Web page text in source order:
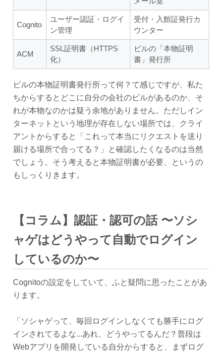
Cognito
ユーザー認証・ログイ
ン管理
受付・入館証発行カ
ウンター
ACM
SSL証明書（HTTPS
化）
ビルの「本物証明
書」発行所
ビルの本物証明書発行所って何？て感じですが、私た
ちからするとどこに自分の会社のビルがあるのか、そ
れが本物なのかは疑う余地がありません。ただしイン
ターネットという地理が存在しない場所では、クライ
アントからすると「これって本当にリクエストを送り
届ける場所で合ってる？」と確認したくなるのは当然
でしょう。そう考えると本物証明書が必要、というの
もしっくりきます。
【コラム】認証・認可の話 〜ソシ
ャゲはどうやって自動でログイン
しているのか〜
Cognitoの設定をしていて、ふと疑問に思ったことがあ
ります。
「ソシャゲって、毎回ログインしなくても勝手にログ
インされてるよな...あれ、どうやってるんだ？普段は
Webアプリを開発している自分からすると、まずログ